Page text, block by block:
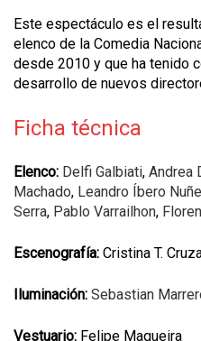
Este espectáculo es el
elenco de la Comedia
desde 2010 y que ha tenido
desarrollo de nuevos
Ficha técnica
Elenco: Delfi Galbiati, Andrea
Machado, Leandro Íbero
Serra, Pablo Varrailhon,
Escenografía: Cristina T.
Iluminación: Sebastian
Vestuario: Felipe Maqueira